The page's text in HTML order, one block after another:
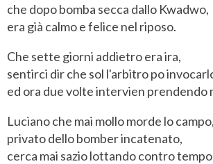
che dopo bomba secca dallo Kwadwo,
era già calmo e felice nel riposo.
Che sette giorni addietro era ira,
sentirci dir che sol l'arbitro po
ed ora due volte intervien prendendo
Luciano che mai mollo morde lo campo,
privato dello bomber incatenato,
cerca mai sazio lottando contro